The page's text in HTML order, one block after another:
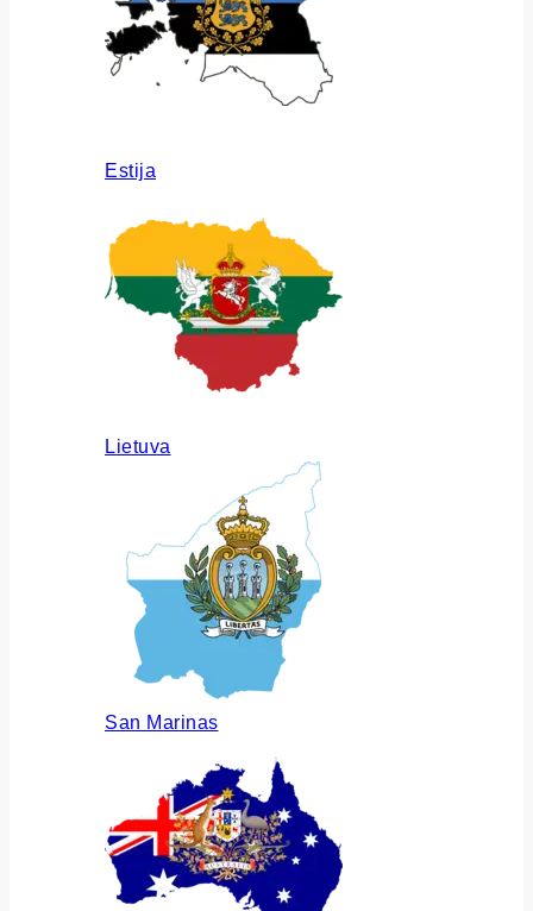
Estija
Lietuva
San Marinas